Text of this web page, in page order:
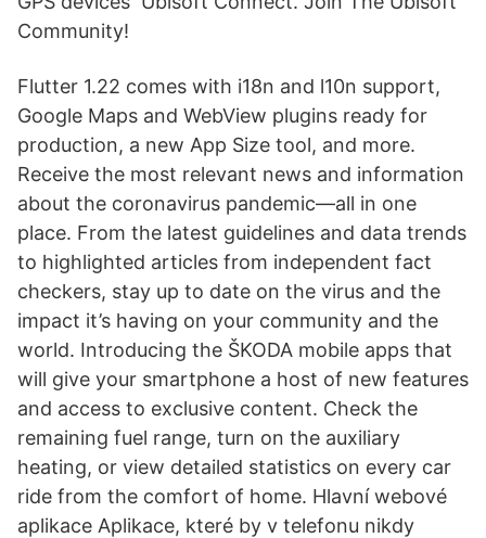
Community!
Flutter 1.22 comes with i18n and l10n support,
Google Maps and WebView plugins ready for
production, a new App Size tool, and more.
Receive the most relevant news and information
about the coronavirus pandemic—all in one
place. From the latest guidelines and data trends
to highlighted articles from independent fact
checkers, stay up to date on the virus and the
impact it’s having on your community and the
world. Introducing the ŠKODA mobile apps that
will give your smartphone a host of new features
and access to exclusive content. Check the
remaining fuel range, turn on the auxiliary
heating, or view detailed statistics on every car
ride from the comfort of home. Hlavní webové
aplikace Aplikace, které by v telefonu nikdy